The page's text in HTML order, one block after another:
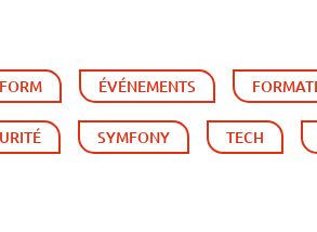
ÉVÉNEMENTS
SYMFONY TECH